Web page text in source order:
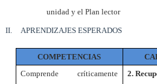
unidad y el Plan lector
II. APRENDIZAJES ESPERADOS
COMPETENCIAS
Comprende críticamente
2.